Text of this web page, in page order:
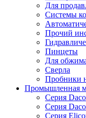
Для
Системы
Прочий
Пинцеты
Для
Сверла
Пробники
Промышленная
Серия
Серия
Серия